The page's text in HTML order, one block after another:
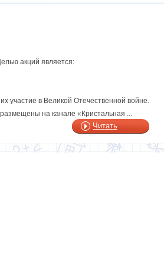
акций является:
участие в Великой Отечественной войне.
на канале «Кристальная ...
Читать